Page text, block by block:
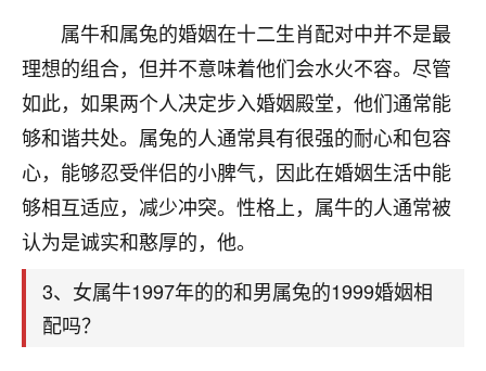
属牛和属兔的婚姻在十二生肖配对中并不是最
理想的组合，但并不意味着他们会水火不容。尽管
如此，如果两个人决定步入婚姻殿堂，他们通常能
够和谐共处。属兔的人通常具有很强的耐心和包容
心，能够忍受伴侣的小脾气，因此在婚姻生活中能
够相互适应，减少冲突。性格上，属牛的人通常被
认为是诚实和憨厚的，他。
3、女属牛1997年的的和男属兔的1999婚姻相
配吗？
17分钟前 来自湖北 19
心若莲花
我是做餐饮的，这两年，生意屡屡受挫，店开一家关
一家，要么生意不好，生意好的就出事。前些年攒的
家底快败光了，真是倒霉！我也想找人看看到底怎么
回事？
鹿森：你可以找老师看看，人有时不服命不行
太阳当空赵：我也做餐饮的，生意不算大，但
是我从找店开始都是找慧来老师跟进的，选